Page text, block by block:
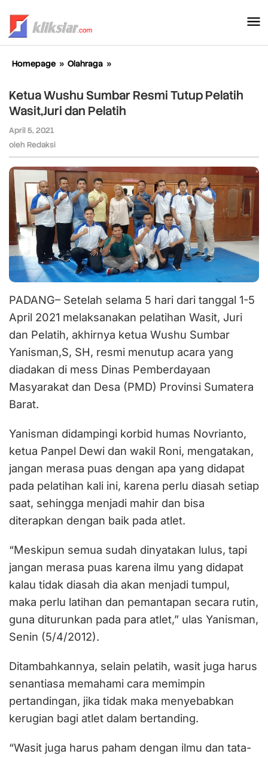
konten
Homepage » Olahraga »
Sumbar
Resmi
Tutup
Pelatih
Ketua Wushu Sumbar Resmi Tutup Pelatih
Wasit,Juri dan Pelatih
April 5, 2021
oleh Redaksi
PADANG– Setelah selama 5 hari dari tanggal 1-5
April 2021 melaksanakan pelatihan Wasit, Juri
dan Pelatih, akhirnya ketua Wushu Sumbar
Yanisman,S, SH, resmi menutup acara yang
diadakan di mess Dinas Pemberdayaan
Masyarakat dan Desa (PMD) Provinsi Sumatera
Barat.
Yanisman didampingi korbid humas Novrianto,
ketua Panpel Dewi dan wakil Roni, mengatakan,
jangan merasa puas dengan apa yang didapat
pada pelatihan kali ini, karena perlu diasah setiap
saat, sehingga menjadi mahir dan bisa
diterapkan dengan baik pada atlet.
“Meskipun semua sudah dinyatakan lulus, tapi
jangan merasa puas karena ilmu yang didapat
kalau tidak diasah dia akan menjadi tumpul,
maka perlu latihan dan pemantapan secara rutin,
guna diturunkan pada para atlet,” ulas Yanisman,
Senin (5/4/2012).
Ditambahkannya, selain pelatih, wasit juga harus
senantiasa memahami cara memimpin
pertandingan, jika tidak maka menyebabkan
kerugian bagi atlet dalam bertanding.
“Wasit juga harus paham dengan ilmu dan tata-